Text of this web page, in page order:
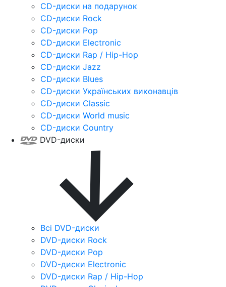
CD-диски на подарунок
CD-диски Rock
CD-диски Pop
CD-диски Electronic
CD-диски Rap / Hip-Hop
CD-диски Jazz
CD-диски Blues
CD-диски Українських виконавців
CD-диски Classic
CD-диски World music
CD-диски Country
DVD-диски
Всі DVD-диски
DVD-диски Rock
DVD-диски Pop
DVD-диски Electronic
DVD-диски Rap / Hip-Hop